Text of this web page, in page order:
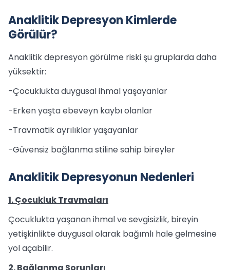
Anaklitik Depresyon Kimlerde
Görülür?
Anaklitik depresyon görülme riski şu gruplarda daha
yüksektir:
-Çocuklukta duygusal ihmal yaşayanlar
-Erken yaşta ebeveyn kaybı olanlar
-Travmatik ayrılıklar yaşayanlar
-Güvensiz bağlanma stiline sahip bireyler
Anaklitik Depresyonun Nedenleri
1. Çocukluk Travmaları
Çocuklukta yaşanan ihmal ve sevgisizlik, bireyin
yetişkinlikte duygusal olarak bağımlı hale gelmesine
yol açabilir.